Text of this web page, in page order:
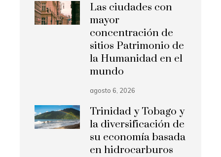
Las ciudades con
mayor
concentración de
sitios Patrimonio de
la Humanidad en el
mundo
agosto 6, 2026
Trinidad y Tobago y
la diversificación de
su economía basada
en hidrocarburos